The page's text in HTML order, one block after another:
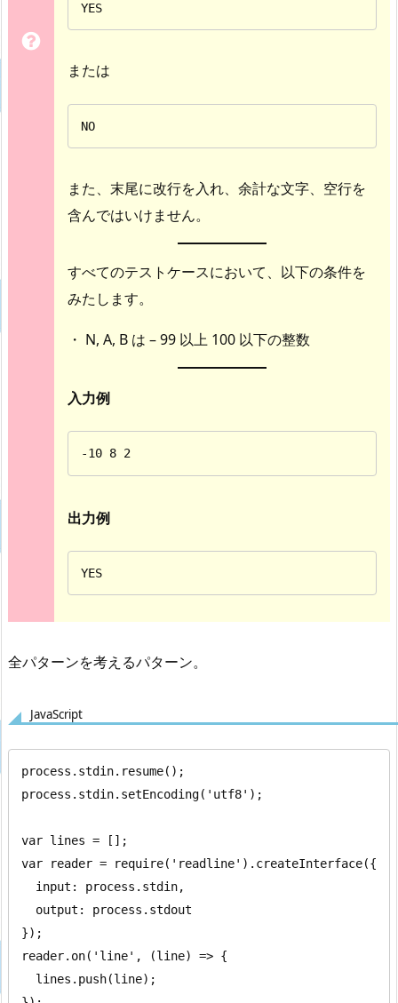
YES
または
NO
また、末尾に改行を入れ、余計な文字、空行を
含んではいけません。
すべてのテストケースにおいて、以下の条件を
みたします。
・ N, A, B は – 99 以上 100 以下の整数
入力例
-10 8 2
出力例
YES
全パターンを考えるパターン。
JavaScript
process.stdin.resume();
process.stdin.setEncoding('utf8');
var lines = [];
var reader = require('readline').createInterface({
});
reader.on('line', (line) => {